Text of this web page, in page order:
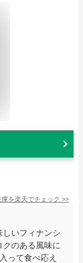
庫を楽天でチェック >>
いフィナンシ
のある風味に
って食べ応え